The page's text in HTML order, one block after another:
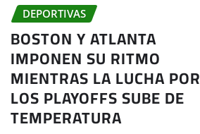
DEPORTIVAS
BOSTON Y ATLANTA
IMPONEN SU RITMO
MIENTRAS LA LUCHA POR
LOS PLAYOFFS SUBE DE
TEMPERATURA